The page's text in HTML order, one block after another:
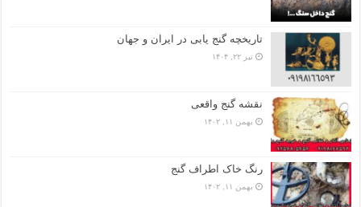
تاریخچه گنج‌ یابی در ایران و جهان
تیر ۲۲, ۱۴۰۴
نقشه گنج واقعی
بهمن ۱۱, ۱۴۰۲
رنگ خاک اطراف گنج
بهمن ۱۱, ۱۴۰۲